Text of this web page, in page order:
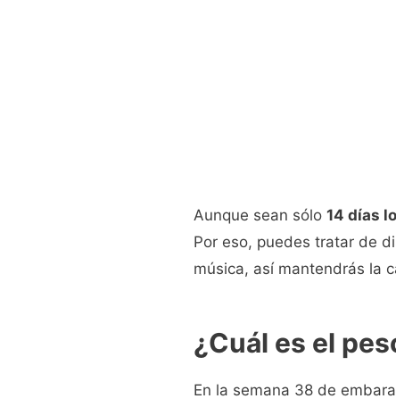
Aunque sean sólo 14 días
Por eso, puedes tratar de
música, así mantendrás la
¿Cuál es el
En la semana 38 de